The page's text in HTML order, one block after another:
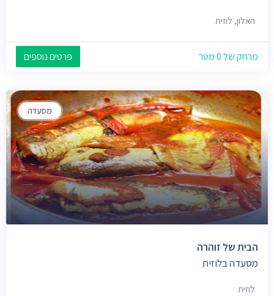
האלון, לוזית
מרחק של 0 מטר פרטים נוספים
מסעדה
הבית של זוהרה
מסעדה בלוזית
לוזית